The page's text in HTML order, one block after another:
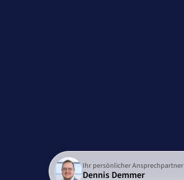
Ihr persönlicher Ansprechpartner
Dennis Demmer